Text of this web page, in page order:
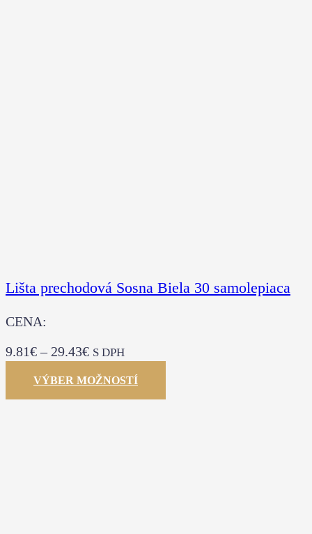
Lišta prechodová Sosna Biela 30 samolepiaca
CENA:
9.81€– 29.43€ S DPH
VÝBER MOŽNOSTÍ